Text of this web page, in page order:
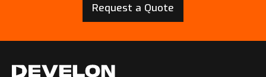
Request a Quote